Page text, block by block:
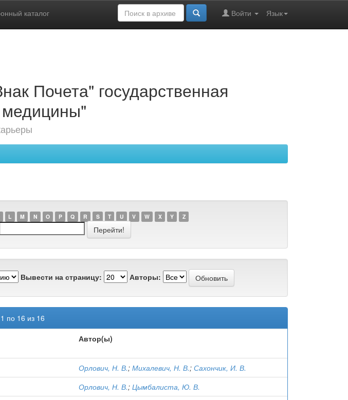
каталог Язык
Войти
Почета" государственная
L M N O P Q R S T U V W X Y Z
Вывести на страницу: Авторы:
по 16 из 16
Автор(ы)
Орлович, Н. В.; Михалевич, Н. В.; Сахончик, И. В.
Орлович, Н. В.; Цымбалиста, Ю. В.